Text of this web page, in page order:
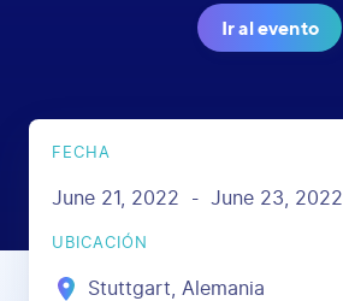
Ir al evento
FECHA
June 21, 2022 - June 23, 2022
UBICACIÓN
Stuttgart, Alemania